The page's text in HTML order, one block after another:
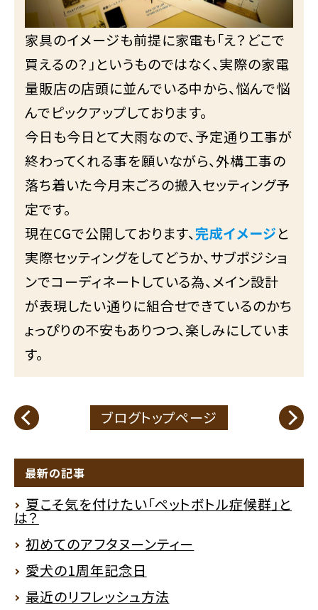
家具のイメージも前提に家電も「え？どこで
買えるの？」というものではなく、実際の家電
量販店の店頭に並んでいる中から、悩んで悩
んでピックアップしております。
今日も今日とて大雨なので、予定通り工事が
終わってくれる事を願いながら、外構工事の
落ち着いた今月末ごろの搬入セッティング予
定です。
現在CGで公開しております、完成イメージと
実際セッティングをしてどうか、サブポジショ
ンでコーディネートしている為、メイン設計
が表現したい通りに組合せできているのかち
ょっぴりの不安もありつつ、楽しみにしていま
す。
ブログトップページ
最新の記事
夏こそ気を付けたい「ペットボトル症候群」と
は？
初めてのアフタヌーンティー
愛犬の1周年記念日
最近のリフレッシュ方法